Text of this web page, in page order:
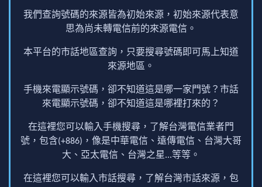
我們查詢號碼的來源皆為初始來源，初始來源代表意
思為尚未轉電信前的來源電信。
本平台的市話地區查詢，只要搜尋號碼即可馬上知道
來源地區。
手機來電顯示號碼，卻不知道這是哪一家門號？市話
來電顯示號碼，卻不知道這是哪裡打來的？
在這裡您可以輸入手機搜尋，了解台灣電信業者門
號，包含(+886)，像是中華電信、遠傳電信、台灣大哥
大、亞太電信、台灣之星...等等。
在這裡您可以輸入市話搜尋，了解台灣市話來源，包